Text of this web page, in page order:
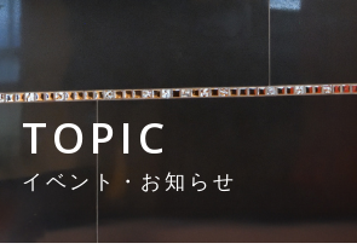
TOPIC
イベント・お知らせ